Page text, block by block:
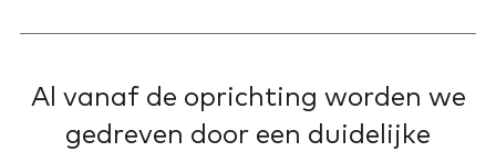
Al vanaf de oprichting worden we
gedreven door een duidelijke